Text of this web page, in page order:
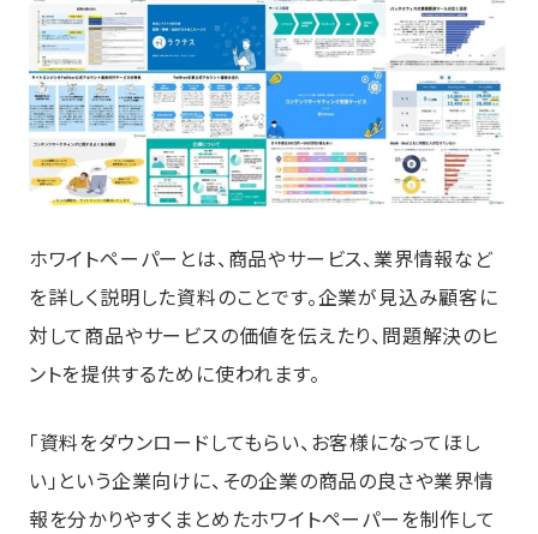
ホワイトペーパーとは、商品やサービス、業界情報など
を詳しく説明した資料のことです。企業が見込み顧客に
対して商品やサービスの価値を伝えたり、問題解決のヒ
ントを提供するために使われます。
「資料をダウンロードしてもらい、お客様になってほし
い」という企業向けに、その企業の商品の良さや業界情
報を分かりやすくまとめたホワイトペーパーを制作して